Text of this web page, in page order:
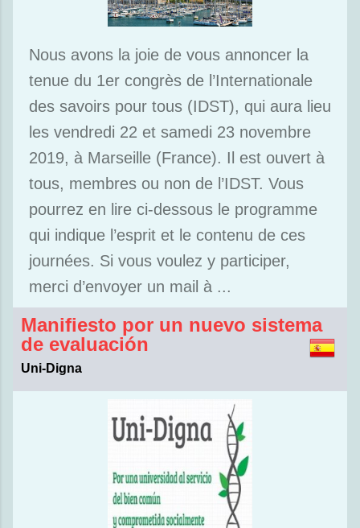
Nous avons la joie de vous annoncer la
tenue du 1er congrès de l’Internationale
des savoirs pour tous (IDST), qui aura lieu
les vendredi 22 et samedi 23 novembre
2019, à Marseille (France). Il est ouvert à
tous, membres ou non de l’IDST. Vous
pourrez en lire ci-dessous le programme
qui indique l’esprit et le contenu de ces
journées. Si vous voulez y participer,
merci d’envoyer un mail à ...
Manifiesto por un nuevo sistema
de evaluación
Uni-Digna